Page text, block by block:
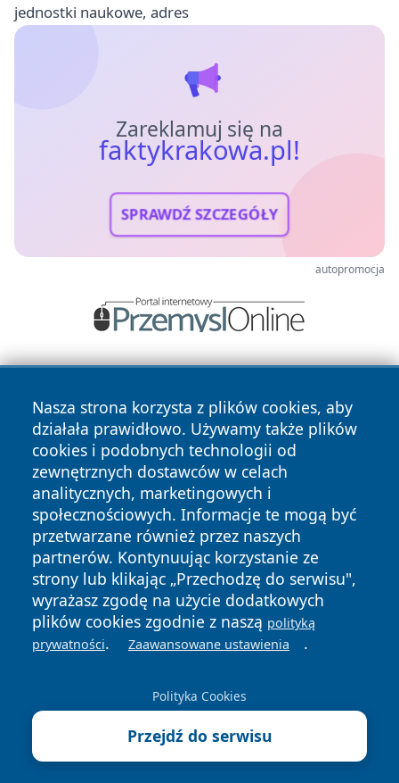
jednostki naukowe, adres
Zareklamuj się na
faktykrakowa.pl!
SPRAWDŹ SZCZEGÓŁY
autopromocja
Nasza strona korzysta z plików cookies, aby
działała prawidłowo. Używamy także plików
cookies i podobnych technologii od
zewnętrznych dostawców w celach
analitycznych, marketingowych i
społecznościowych. Informacje te mogą być
przetwarzane również przez naszych
partnerów. Kontynuując korzystanie ze
strony lub klikając „Przechodzę do serwisu",
wyrażasz zgodę na użycie dodatkowych
plików cookies zgodnie z naszą polityką
prywatności. Zaawansowane ustawienia .
Polityka Cookies
Przejdź do serwisu
Copyright © 2026 faktykrakowa.pl Wszystkie prawa
zastrzeżone.
News Autorzy
Polityka
Prywatności
Polityka
Cookies